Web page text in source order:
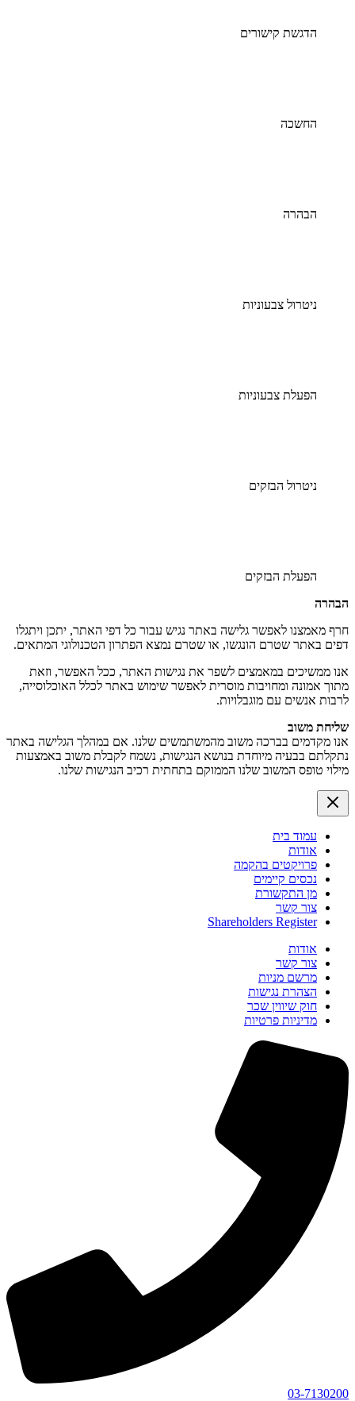
הדגשת קישורים
החשכה
הבהרה
ניטרול צבעוניות
הפעלת צבעוניות
ניטרול הבזקים
הפעלת הבזקים
הבהרה
חרף מאמצנו לאפשר גלישה באתר נגיש עבור כל דפי האתר, יתכן ויתגלו
דפים באתר שטרם הונגשו, או שטרם נמצא הפתרון הטכנולוגי המתאים.
אנו ממשיכים במאמצים לשפר את נגישות האתר, ככל האפשר, וזאת
מתוך אמונה ומחויבות מוסרית לאפשר שימוש באתר לכלל האוכלוסייה,
לרבות אנשים עם מוגבלויות.
שליחת משוב
אנו מקדמים בברכה משוב מהמשתמשים שלנו. אם במהלך הגלישה באתר
נתקלתם בבעיה מיוחדת בנושא הנגישות, נשמח לקבלת משוב באמצעות
מילוי טופס המשוב שלנו הממוקם בתחתית רכיב הנגישות שלנו.
עמוד בית
אודות
פרויקטים בהקמה
נכסים קיימים
מן התקשורת
צור קשר
Shareholders Register
אודות
צור קשר
מרשם מניות
הצהרת נגישות
חוק שיווין שכר
מדיניות פרטיות
03-7130200